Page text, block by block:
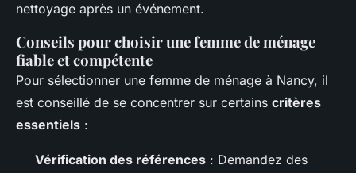
nettoyage après un événement.
Conseils pour choisir une femme de ménage
fiable et compétente
Pour sélectionner une femme de ménage à Nancy, il
est conseillé de se concentrer sur certains critères
essentiels :
Vérification des références : Demandez des